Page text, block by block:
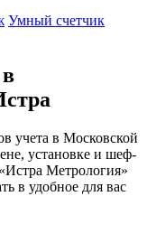
Умный счетчик
учета в Московской
установке и шеф-
Метрология»
в удобное для вас